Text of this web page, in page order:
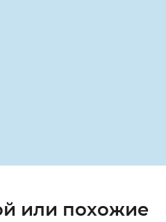
или похожие